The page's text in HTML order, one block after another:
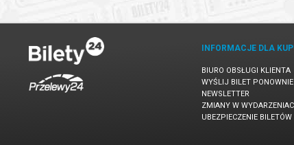
INFORMACJE DLA
BIURO OBSŁUGI KLIENTA
WYŚLIJ BILET PONOWNIE
NEWSLETTER
ZMIANY W
UBEZPIECZENIE BILETÓW